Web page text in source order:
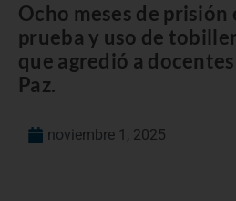
Ocho meses de prisión
prueba y uso de
que agredió a
Paz.
noviembre 1, 2025